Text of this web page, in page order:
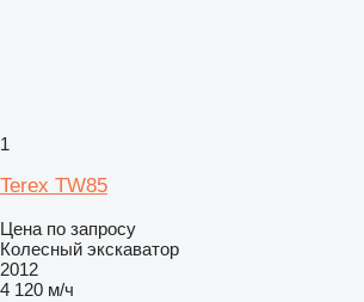
1
Terex TW85
Цена по запросу
Колесный экскаватор
2012
4 120 м/ч